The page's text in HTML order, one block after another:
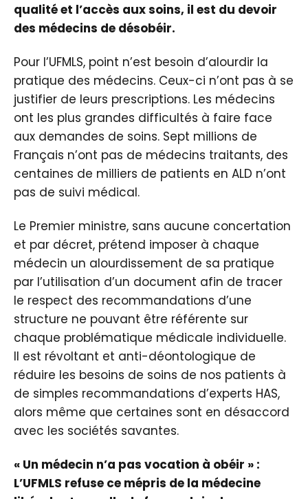
qualité et l’accès aux soins, il est du devoir
des médecins de désobéir.
Pour l’UFMLS, point n’est besoin d’alourdir la
pratique des médecins. Ceux-ci n’ont pas à se
justifier de leurs prescriptions. Les médecins
ont les plus grandes difficultés à faire face
aux demandes de soins. Sept millions de
Français n’ont pas de médecins traitants, des
centaines de milliers de patients en ALD n’ont
pas de suivi médical.
Le Premier ministre, sans aucune concertation
et par décret, prétend imposer à chaque
médecin un alourdissement de sa pratique
par l’utilisation d’un document afin de tracer
le respect des recommandations d’une
structure ne pouvant être référente sur
chaque problématique médicale individuelle.
Il est révoltant et anti-déontologique de
réduire les besoins de soins de nos patients à
de simples recommandations d’experts HAS,
alors même que certaines sont en désaccord
avec les sociétés savantes.
« Un médecin n’a pas vocation à obéir » :
L’UFMLS refuse ce mépris de la médecine